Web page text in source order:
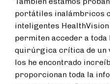
portátiles inalámbricos
inteligentes HealthVision
permiten acceder a
quirúrgica crítica de un
los he encontrado
proporcionan toda la